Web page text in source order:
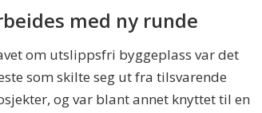
med ny runde
om utslippsfri byggeplass var det
som skilte seg ut fra tilsvarende
og var blant annet knyttet til en